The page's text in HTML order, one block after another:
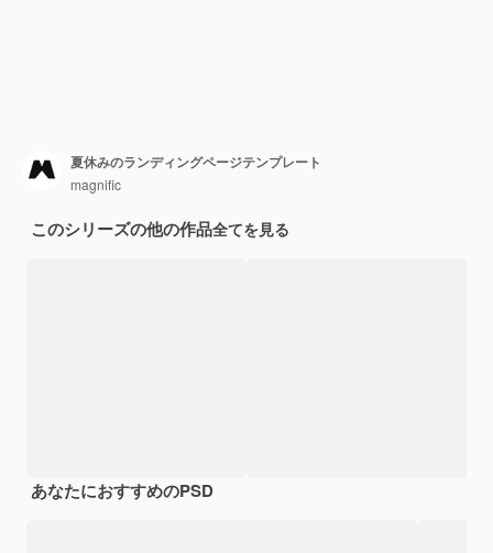
夏休みのランディングページテンプレート
magnific
このシリーズの他の作品全てを見る
あなたにおすすめのPSD